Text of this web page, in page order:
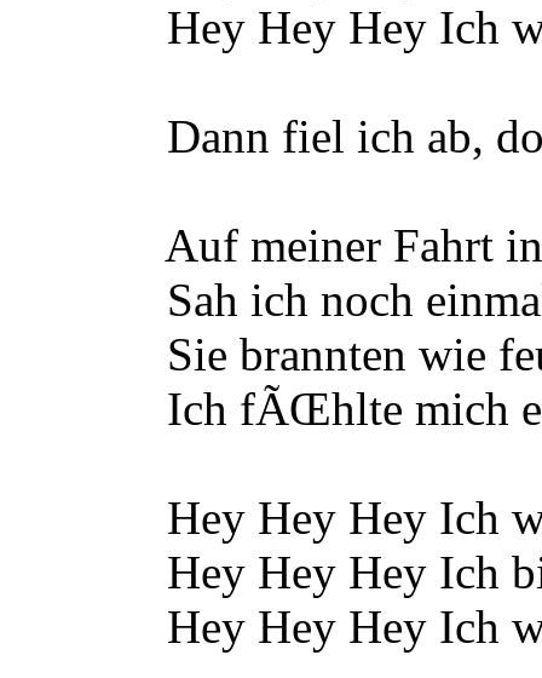
Hey Hey Hey Ich war
Dann fiel ich ab,
Auf meiner Fahrt in
Sah ich noch einmal
Sie brannten wie
Ich fÃŒhlte mich
Hey Hey Hey Ich war
Hey Hey Hey Ich bin
Hey Hey Hey Ich war